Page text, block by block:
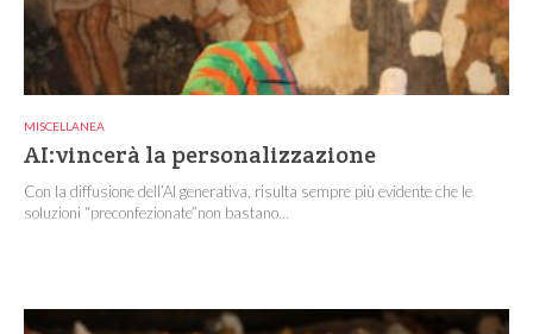
MISCELLANEA
AI:vincerà la personalizzazione
Con la diffusione dell’AI generativa, risulta sempre più evidente che le
soluzioni “preconfezionate”non bastano...